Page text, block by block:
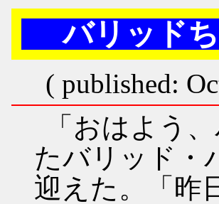
バリッド
( published:
「おはよう
たバリッド・
迎えた。「昨